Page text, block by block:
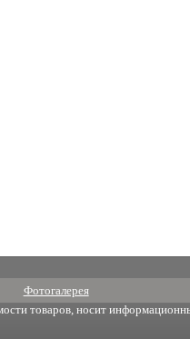
Фотогалерея
товаров, носит